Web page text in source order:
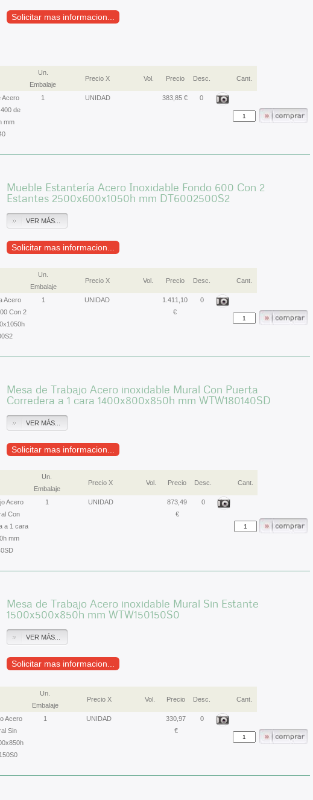
Solicitar mas informacion...
Un.
Embalaje
Precio X Vol. Precio Desc. Cant.
Acero
de
mm
1 UNIDAD 383,85 € 0
Mueble Estantería Acero Inoxidable Fondo 600 Con 2
Estantes 2500x600x1050h mm DT6002500S2
VER MÁS...
Solicitar mas informacion...
Un.
Embalaje
Precio X Vol. Precio Desc. Cant.
Acero
Con 2
1 UNIDAD
1.411,10
€
0
Mesa de Trabajo Acero inoxidable Mural Con Puerta
Corredera a 1 cara 1400x800x850h mm WTW180140SD
VER MÁS...
Solicitar mas informacion...
Un.
Embalaje
Precio X Vol. Precio Desc. Cant.
Acero
Con
a 1 cara
mm
1 UNIDAD
873,49
€
0
Mesa de Trabajo Acero inoxidable Mural Sin Estante
1500x500x850h mm WTW150150S0
VER MÁS...
Solicitar mas informacion...
Un.
Embalaje
Precio X Vol. Precio Desc. Cant.
Acero
Sin
1 UNIDAD
330,97
€
0